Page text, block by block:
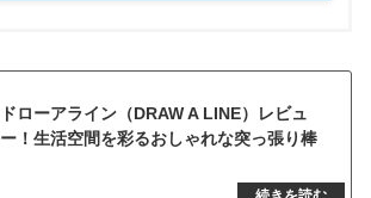
ドローアライン（DRAW A LINE）レビュ
ー！生活空間を彩るおしゃれな突っ張り棒